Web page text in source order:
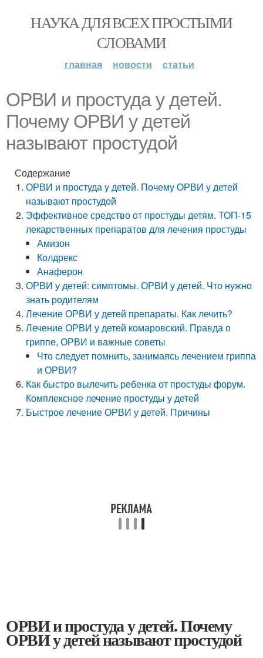
НАУКА ДЛЯ ВСЕХ ПРОСТЫМИ
СЛОВАМИ
главная новости статьи
ОРВИ и простуда у детей.
Почему ОРВИ у детей
называют простудой
Содержание
ОРВИ и простуда у детей. Почему ОРВИ у детей
называют простудой
Эффективное средство от простуды детям. ТОП-15
лекарственных препаратов для лечения простуды
Амизон
Колдрекс
Анаферон
ОРВИ у детей: симптомы. ОРВИ у детей. Что нужно
знать родителям
Лечение ОРВИ у детей препараты. Как лечить?
Лечение ОРВИ у детей комаровский. Правда о
гриппе, ОРВИ и важные советы
Что следует помнить, занимаясь лечением гриппа
и ОРВИ?
Как быстро вылечить ребенка от простуды форум.
Комплексное лечение простуды у детей
Быстрое лечение ОРВИ у детей. Причины
ОРВИ и простуда у детей. Почему
ОРВИ у детей называют простудой